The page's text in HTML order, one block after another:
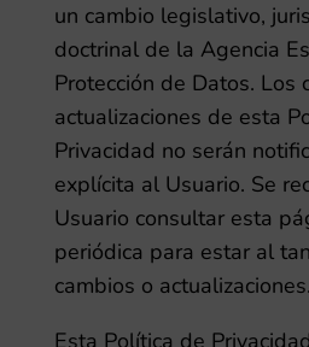
un cambio legislativo,
doctrinal de la Agencia
Protección de Datos. Los
actualizaciones de esta
Privacidad no serán
explícita al Usuario. Se
Usuario consultar esta
periódica para estar al
cambios o actualizaciones.
Esta Política de